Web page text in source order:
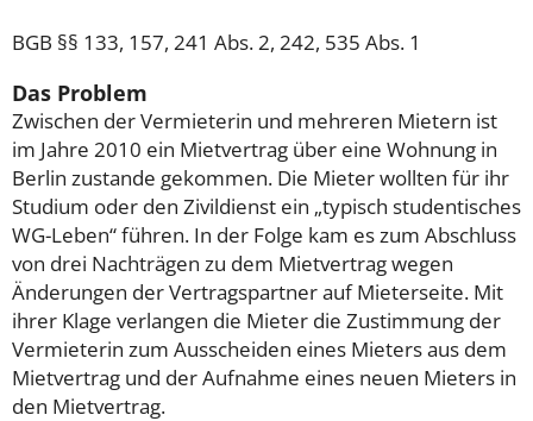
BGB §§ 133, 157, 241 Abs. 2, 242, 535 Abs. 1
Das Problem
Zwischen der Vermieterin und mehreren Mietern ist
im Jahre 2010 ein Mietvertrag über eine Wohnung in
Berlin zustande gekommen. Die Mieter wollten für ihr
Studium oder den Zivildienst ein „typisch studentisches
WG-Leben“ führen. In der Folge kam es zum Abschluss
von drei Nachträgen zu dem Mietvertrag wegen
Änderungen der Vertragspartner auf Mieterseite. Mit
ihrer Klage verlangen die Mieter die Zustimmung der
Vermieterin zum Ausscheiden eines Mieters aus dem
Mietvertrag und der Aufnahme eines neuen Mieters in
den Mietvertrag.